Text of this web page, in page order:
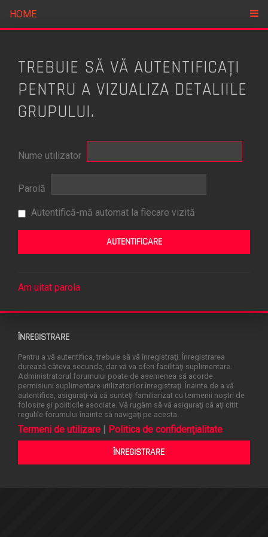
HOME
TREBUIE SĂ VĂ AUTENTIFICAŢI
PENTRU A VIZUALIZA DETALIILE
GRUPULUI.
Nume utilizator
Parolă
Autentifică-mă automat la fiecare vizită
Am uitat parola
ÎNREGISTRARE
Pentru a vă autentifica, trebuie să vă înregistraţi. Înregistrarea
durează câteva secunde, dar vă va oferi facilităţi suplimentare.
Administratorul forumului poate de asemenea să acorde
permisiuni suplimentare utilizatorilor înregistraţi. Înainte de a vă
autentifica, asiguraţi-vă că sunteţi familiarizat cu termenii noştri de
folosire şi politicile asociate. Vă rugăm să vă asiguraţi că aţi citit
regulile forumului înainte să navigaţi pe acesta.
Termeni de utilizare | Politica de confidenţialitate
ÎNREGISTRARE